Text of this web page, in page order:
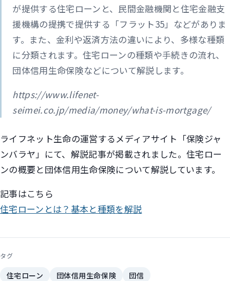
が提供する住宅ローンと、民間金融機関と住宅金融支
援機構の提携で提供する「フラット35」などがありま
す。また、金利や返済方法の違いにより、多様な種類
に分類されます。住宅ローンの種類や手続きの流れ、
団体信用生命保険などについて解説します。
https://www.lifenet-
seimei.co.jp/media/money/what-is-mortgage/
ライフネット生命の運営するメディアサイト「保険ジャ
ンバラヤ」にて、解説記事が掲載されました。住宅ロー
ンの概要と団体信用生命保険について解説しています。
記事はこちら
住宅ローンとは？基本と種類を解説
タグ
住宅ローン 団体信用生命保険 団信